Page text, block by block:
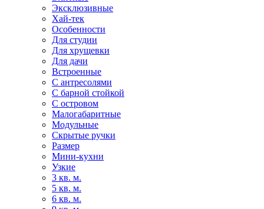
Эксклюзивные
Хай-тек
Особенности
Для студии
Для хрущевки
Для дачи
Встроенные
С антресолями
С барной стойкой
С островом
Малогабаритные
Модульные
Скрытые ручки
Размер
Мини-кухни
Узкие
3 кв. м.
5 кв. м.
6 кв. м.